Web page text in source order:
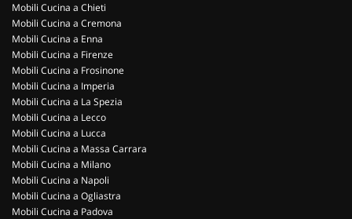
Mobili Cucina a Chieti
Mobili Cucina a Cremona
Mobili Cucina a Enna
Mobili Cucina a Firenze
Mobili Cucina a Frosinone
Mobili Cucina a Imperia
Mobili Cucina a La Spezia
Mobili Cucina a Lecco
Mobili Cucina a Lucca
Mobili Cucina a Massa Carrara
Mobili Cucina a Milano
Mobili Cucina a Napoli
Mobili Cucina a Ogliastra
Mobili Cucina a Padova